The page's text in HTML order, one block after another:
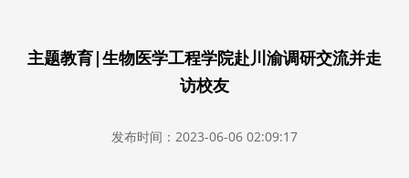
主题教育|生物医学工程学院赴川渝调研交流并走
访校友
发布时间：2023-06-06 02:09:17